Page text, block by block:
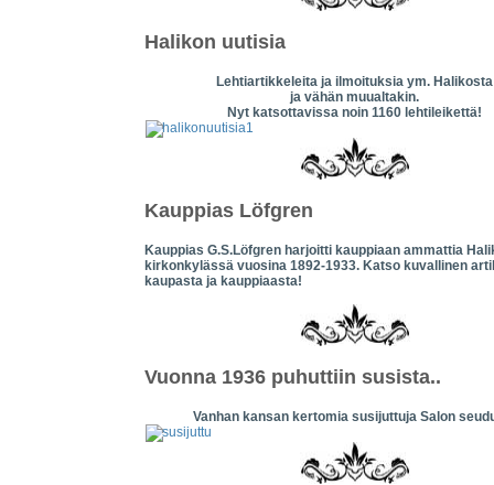
Halikon uutisia
Lehtiartikkeleita ja ilmoituksia ym. Halikosta
ja vähän muualtakin.
Nyt katsottavissa noin 1160 lehtileikettä!
Kauppias Löfgren
Kauppias G.S.Löfgren harjoitti kauppiaan ammattia
kirkonkylässä vuosina 1892-1933. Katso kuvallinen
kaupasta ja kauppiaasta!
Vuonna 1936 puhuttiin susista..
Vanhan kansan kertomia susijuttuja Salon